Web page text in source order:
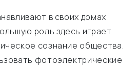
в своих домах
роль здесь играет
сознание общества.
фотоэлектрические